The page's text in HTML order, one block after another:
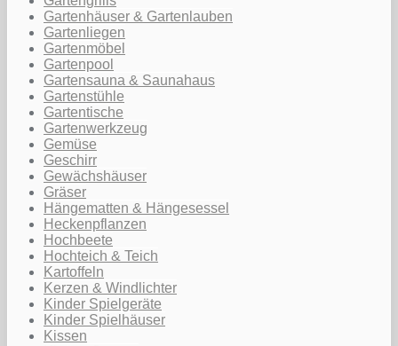
Gartenhäuser & Gartenlauben
Gartenliegen
Gartenmöbel
Gartenpool
Gartensauna & Saunahaus
Gartenstühle
Gartentische
Gartenwerkzeug
Gemüse
Geschirr
Gewächshäuser
Gräser
Hängematten & Hängesessel
Heckenpflanzen
Hochbeete
Hochteich & Teich
Kartoffeln
Kerzen & Windlichter
Kinder Spielgeräte
Kinder Spielhäuser
Kissen